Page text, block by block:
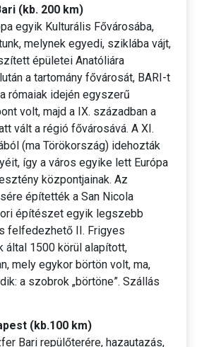
(kb. 200 km)
egyik Kulturális Fővárosába,
melynek egyedi, sziklába vájt,
épületei Anatóliára
a tartomány fővárosát, BARI-t
rómaiak idején egyszerű
volt, majd a IX. században a
vált a régió fővárosává. A XI.
(ma Törökország) idehozták
így a város egyike lett Európa
központjainak. Az
építették a San Nicola
építészet egyik legszebb
felfedezhető II. Frigyes
által 1500 körül alapított,
mely egykor börtön volt, ma,
a szobrok „börtöne”. Szállás
(kb.100 km)
Bari repülőterére, hazautazás,